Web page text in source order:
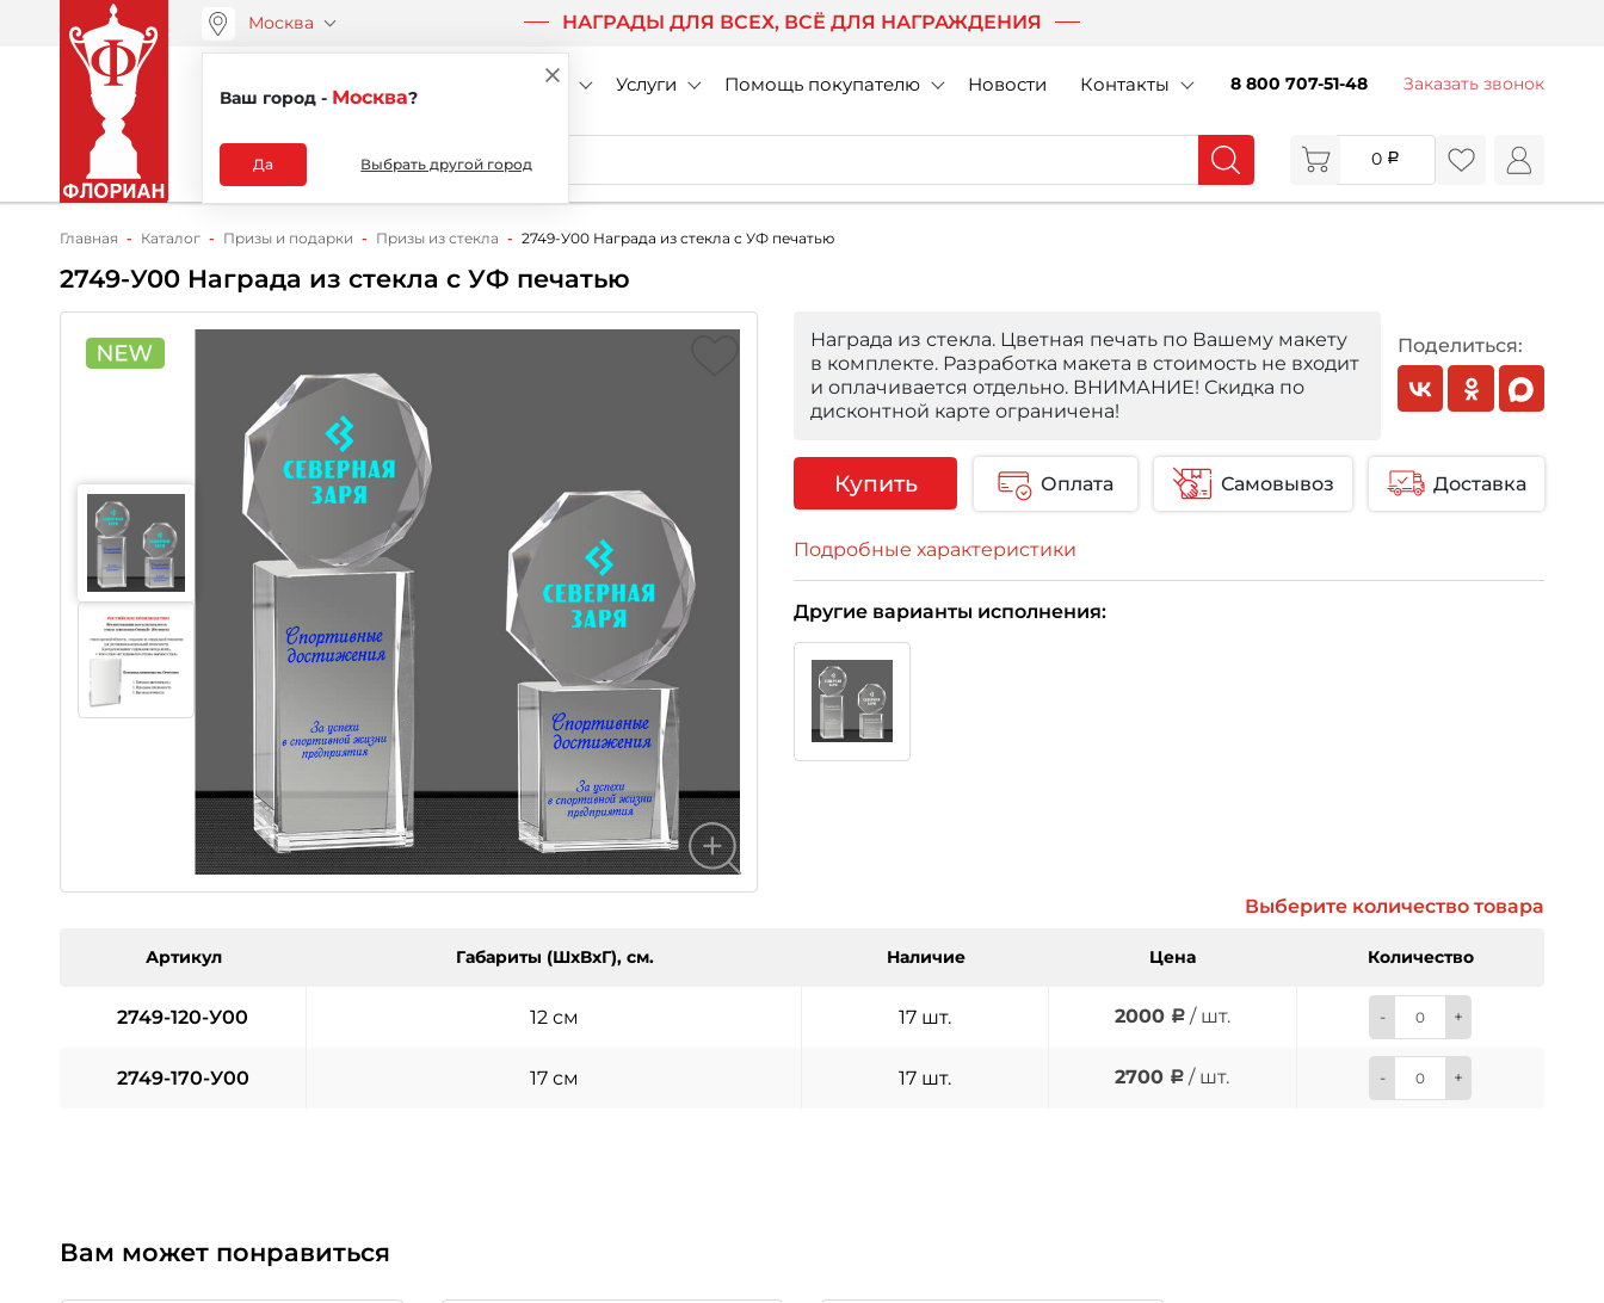
Москва
Ваш город - Москва?
Да Выбрать другой город
НАГРАДЫ ДЛЯ ВСЕХ, ВСЁ ДЛЯ НАГРАЖДЕНИЯ
+7 (495) 730-51-48 О компании Услуги Помощь покупателю Новости Контакты 8 800 707-51-48 Заказать звонок
Каталог 0
Главная Каталог Призы и подарки Призы из стекла 2749-У00 Награда из стекла с УФ печатью
2749-У00 Награда из стекла с УФ печатью
Награда из стекла. Цветная печать по Вашему макету
в комплекте. Разработка макета в стоимость не входит
и оплачивается отдельно. ВНИМАНИЕ! Скидка по
дисконтной карте ограничена!
Поделиться:
Купить Оплата Самовывоз Доставка
Подробные характеристики
Другие варианты исполнения:
Выберите количество товара
Артикул Габариты (ШхВхГ), см. Наличие Цена Количество
2749-120-У00 12 см 17 шт. 2000 / шт. - +
2749-170-У00 17 см 17 шт. 2700 / шт. - +
Вам может понравиться